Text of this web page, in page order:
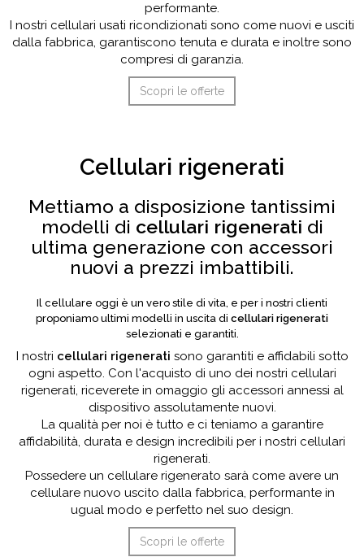
performante.
I nostri cellulari usati ricondizionati sono come nuovi e usciti
dalla fabbrica, garantiscono tenuta e durata e inoltre sono
compresi di garanzia.
Scopri le offerte
Cellulari rigenerati
Mettiamo a disposizione tantissimi
modelli di cellulari rigenerati di
ultima generazione con accessori
nuovi a prezzi imbattibili.
Il cellulare oggi è un vero stile di vita, e per i nostri clienti
proponiamo ultimi modelli in uscita di cellulari rigenerati
selezionati e garantiti.
I nostri cellulari rigenerati sono garantiti e affidabili sotto
ogni aspetto. Con l'acquisto di uno dei nostri cellulari
rigenerati, riceverete in omaggio gli accessori annessi al
dispositivo assolutamente nuovi.
La qualità per noi è tutto e ci teniamo a garantire
affidabilità, durata e design incredibili per i nostri cellulari
rigenerati.
Possedere un cellulare rigenerato sarà come avere un
cellulare nuovo uscito dalla fabbrica, performante in
ugual modo e perfetto nel suo design.
Scopri le offerte